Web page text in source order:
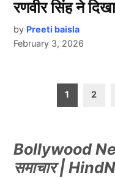
रणवीर सिंह ने
by Preeti baisla
February 3, 2026
pagination
1 2
Bollywood
समाचार |